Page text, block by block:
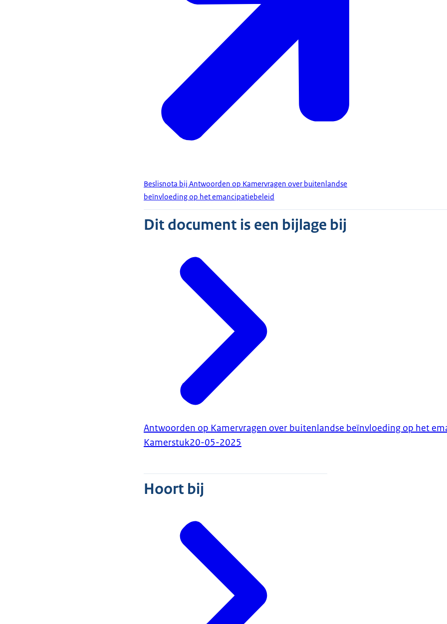
Beslisnota bij Antwoorden op Kamervragen over buitenlandse
beïnvloeding op het emancipatiebeleid
Dit document is een bijlage bij
Antwoorden op Kamervragen over buitenlandse beïnvloeding op het
Kamerstuk20-05-2025
Hoort bij